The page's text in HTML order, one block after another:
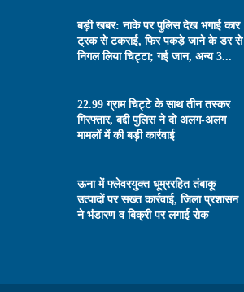
बड़ी खबर: नाके पर पुलिस देख भगाई कार
ट्रक से टकराई, फिर पकड़े जाने के डर से
निगल लिया चिट्टा; गई जान, अन्य 3...
22.99 ग्राम चिट्टे के साथ तीन तस्कर
गिरफ्तार, बद्दी पुलिस ने दो अलग-अलग
मामलों में की बड़ी कार्रवाई
ऊना में फ्लेवरयुक्त धूम्ररहित तंबाकू
उत्पादों पर सख्त कार्रवाई, जिला प्रशासन
ने भंडारण व बिक्री पर लगाई रोक